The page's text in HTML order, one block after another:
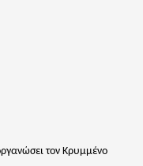
τον Κρυμμένο